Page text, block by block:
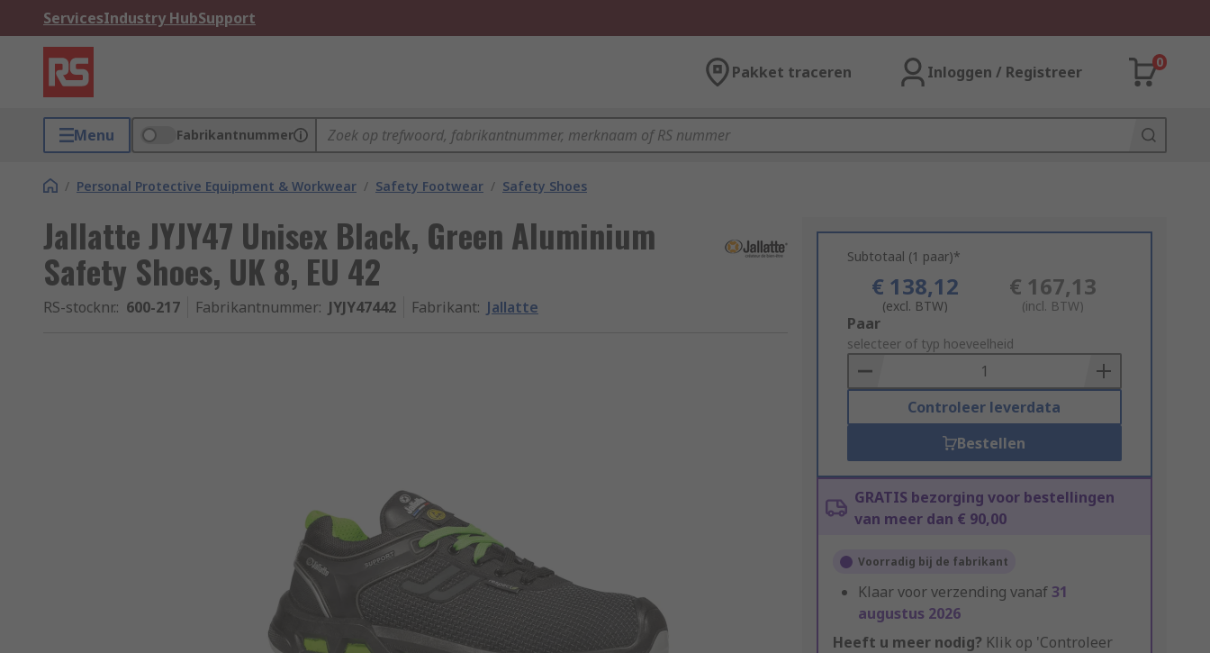
ServicesIndustry HubSupport
Pakket traceren Inloggen / Registreer
0
Menu Fabrikantnummer
/ Personal Protective Equipment & Workwear / Safety Footwear / Safety Shoes
Jallatte JYJY47 Unisex Black, Green Aluminium
Safety Shoes, UK 8, EU 42
RS-stocknr.: 600-217 Fabrikantnummer: JYJY47442 Fabrikant: Jallatte
Subtotaal (1 paar)*
€ 138,12
(excl. BTW)
€ 167,13
(incl. BTW)
Add
to
Basket
Paar
selecteer of typ hoeveelheid
Controleer leverdata
Bestellen
GRATIS bezorging voor bestellingen
van meer dan € 90,00
Voorradig bij de fabrikant
Klaar voor verzending vanaf31
augustus 2026
Heeft u meer nodig? Klik op 'Controleer